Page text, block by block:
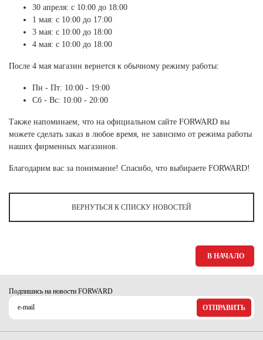
Томская область (1)
Тульская область (1)
Тюменская область (3)
Хакасия (1)
Челябинская область (2)
Ямало-Ненецкий автономный округ (1)
Ярославская область (1)
30 апреля: с 10:00 до 18:00
1 мая: с 10:00 до 17:00
3 мая: с 10:00 до 18:00
4 мая: с 10:00 до 18:00
После 4 мая магазин вернется к обычному режиму работы:
Пн - Пт: 10:00 - 19:00
Сб - Вс: 10:00 - 20:00
Также напоминаем, что на официальном сайте FORWARD вы
можете сделать заказ в любое время, не зависимо от режима работы
наших фирменных магазинов.
Благодарим вас за понимание! Спасибо, что выбираете FORWARD!
ВЕРНУТЬСЯ К СПИСКУ НОВОСТЕЙ
В НАЧАЛО
Подпишись на новости FORWARD
ОТПРАВИТЬ